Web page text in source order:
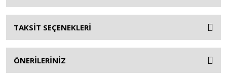
TAKSİT SEÇENEKLERİ
ÖNERİLERİNİZ